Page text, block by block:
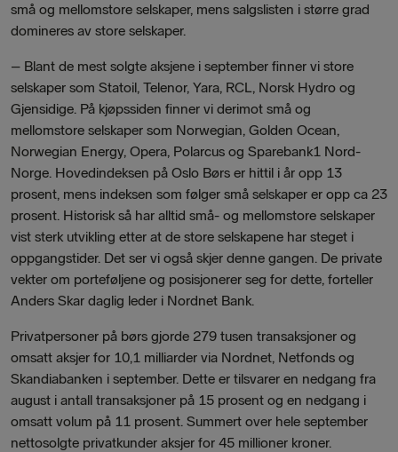
små og mellomstore selskaper, mens salgslisten i større grad
domineres av store selskaper.
– Blant de mest solgte aksjene i september finner vi store
selskaper som Statoil, Telenor, Yara, RCL, Norsk Hydro og
Gjensidige. På kjøpssiden finner vi derimot små og
mellomstore selskaper som Norwegian, Golden Ocean,
Norwegian Energy, Opera, Polarcus og Sparebank1 Nord-
Norge. Hovedindeksen på Oslo Børs er hittil i år opp 13
prosent, mens indeksen som følger små selskaper er opp ca 23
prosent. Historisk så har alltid små- og mellomstore selskaper
vist sterk utvikling etter at de store selskapene har steget i
oppgangstider. Det ser vi også skjer denne gangen. De private
vekter om porteføljene og posisjonerer seg for dette, forteller
Anders Skar daglig leder i Nordnet Bank.
Privatpersoner på børs gjorde 279 tusen transaksjoner og
omsatt aksjer for 10,1 milliarder via Nordnet, Netfonds og
Skandiabanken i september. Dette er tilsvarer en nedgang fra
august i antall transaksjoner på 15 prosent og en nedgang i
omsatt volum på 11 prosent. Summert over hele september
nettosolgte privatkunder aksjer for 45 millioner kroner.